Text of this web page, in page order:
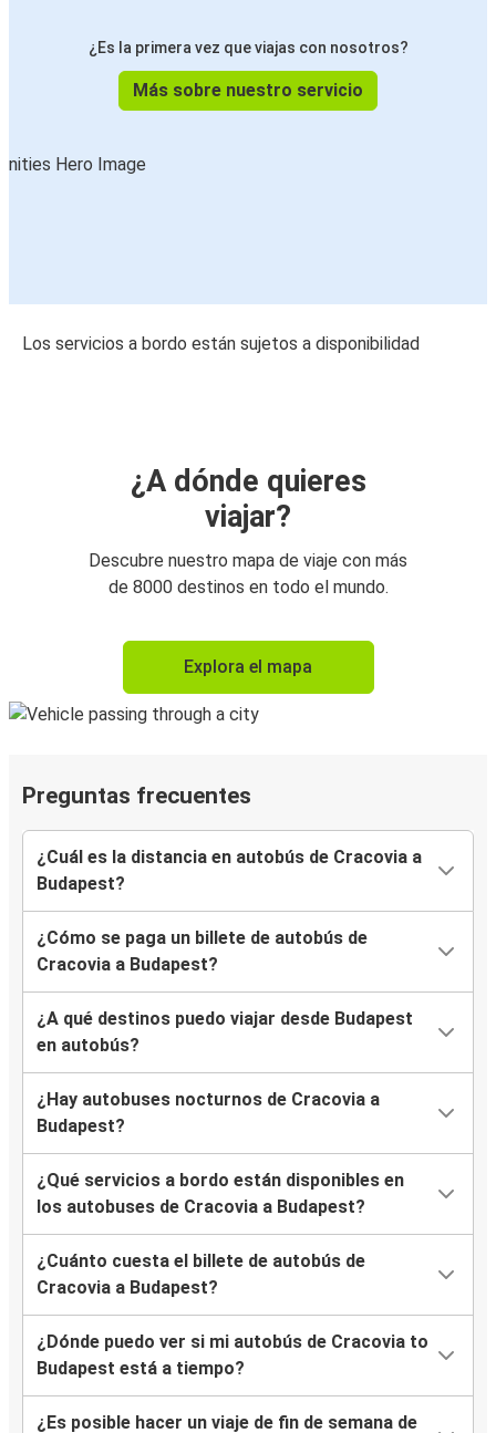
¿Es la primera vez que viajas con nosotros?
Más sobre nuestro servicio
Los servicios a bordo están sujetos a disponibilidad
¿A dónde quieres
viajar?
Descubre nuestro mapa de viaje con más
de 8000 destinos en todo el mundo.
Explora el mapa
Preguntas frecuentes
¿Cuál es la distancia en autobús de Cracovia a
Budapest?
¿Cómo se paga un billete de autobús de
Cracovia a Budapest?
¿A qué destinos puedo viajar desde Budapest
en autobús?
¿Hay autobuses nocturnos de Cracovia a
Budapest?
¿Qué servicios a bordo están disponibles en
los autobuses de Cracovia a Budapest?
¿Cuánto cuesta el billete de autobús de
Cracovia a Budapest?
¿Dónde puedo ver si mi autobús de Cracovia to
Budapest está a tiempo?
¿Es posible hacer un viaje de fin de semana de